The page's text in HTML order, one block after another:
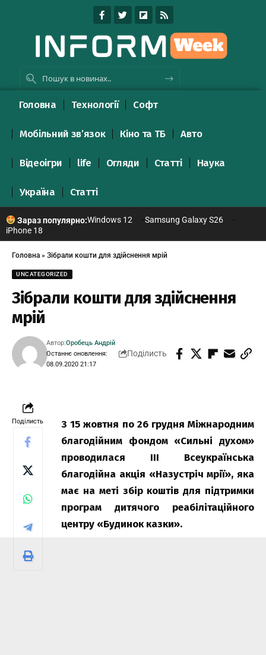
Головна Технології Софт
Мобільний зв’язок Кіно та ТБ Авто
Відеоігри life Огляди Статті Наука
Україна Статті
Зараз популярно:Windows 12
Samsung Galaxy S26
iPhone 18
Головна » Зібрали кошти для здійснення мрій
UNCATEGORIZED
Зібрали кошти для здійснення
мрій
Останнє оновлення:
08.09.2020 21:17
Автор:Оробець Андрій
Поділисть
Поділисть
З 15 жовтня по 26 грудня Міжнародним
благодійним фондом «Сильні духом»
проводилася ІІІ Всеукраїнська
благодійна акція «Назустріч мрії», яка
має на меті збір коштів для підтримки
програм дитячого реабілітаційного
центру «Будинок казки».